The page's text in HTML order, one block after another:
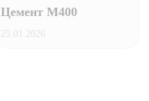
Цемент М400
25.01.2026